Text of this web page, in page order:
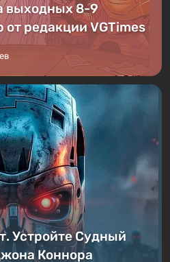
выходных 8-9
от редакции VGTimes
Устройте Судный
Коннора